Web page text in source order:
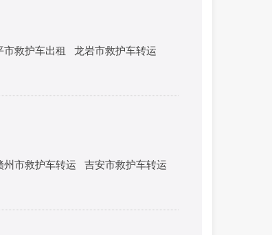
市救护车出租
龙岩市救护车转运
州市救护车转运
吉安市救护车转运